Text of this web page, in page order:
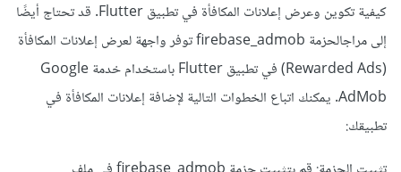
كيفية تكوين وعرض إعلانات المكافأة في تطبيق Flutter. قد تحتاج أيضًا
إلى مراجالحزمة firebase_admob توفر واجهة لعرض إعلانات المكافأة
(Rewarded Ads) في تطبيق Flutter باستخدام خدمة Google
AdMob. يمكنك اتباع الخطوات التالية لإضافة إعلانات المكافأة في
تطبيقك: